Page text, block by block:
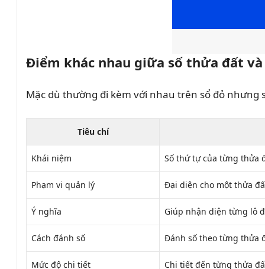
Điểm khác nhau giữa số thửa đất
Mặc dù thường đi kèm với nhau trên sổ đỏ nhưng
Tiêu chí
Khái niệm Số thứ tự của từng thửa
Phạm vi quản lý Đại diện cho một thửa
Ý nghĩa Giúp nhận diện từng lô
Cách đánh số Đánh số theo từng thửa
Mức độ chi tiết Chi tiết đến từng thửa